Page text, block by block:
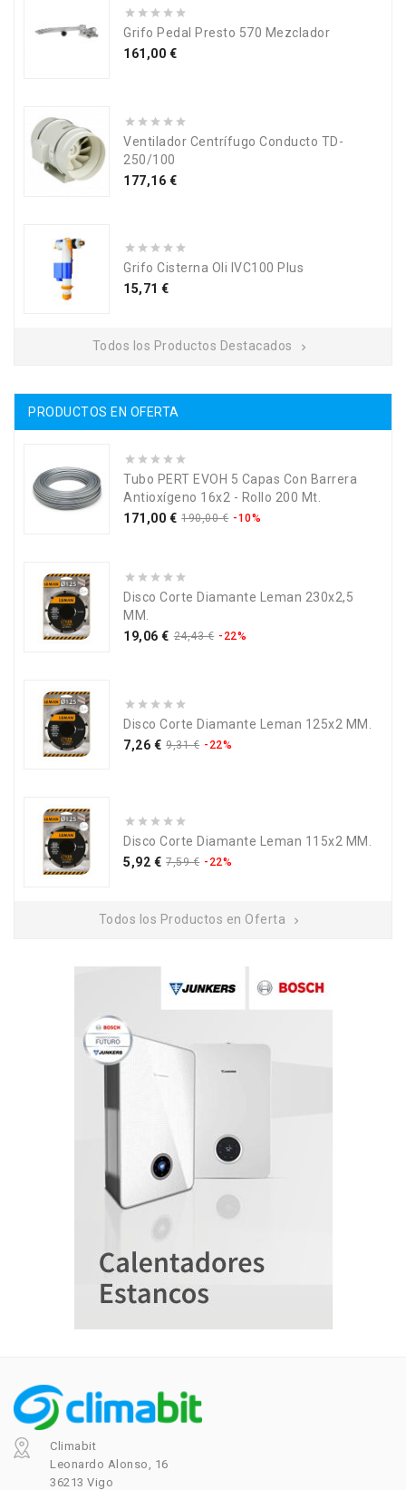
Grifo Pedal Presto 570 Mezclador
Precio
161,00 €
Ventilador Centrífugo Conducto TD-
250/100
Precio
177,16 €
Grifo Cisterna Oli IVC100 Plus
Precio
15,71 €
Todos los Productos Destacados 
PRODUCTOS EN OFERTA
Tubo PERT EVOH 5 Capas Con Barrera
Antioxígeno 16x2 - Rollo 200 Mt.
171,00 € 190,00 € -10%
Disco Corte Diamante Leman 230x2,5
MM.
19,06 € 24,43 € -22%
Disco Corte Diamante Leman 125x2 MM.
7,26 € 9,31 € -22%
Disco Corte Diamante Leman 115x2 MM.
5,92 € 7,59 € -22%
Todos los Productos en Oferta 
Climabit
Leonardo Alonso, 16
36213 Vigo